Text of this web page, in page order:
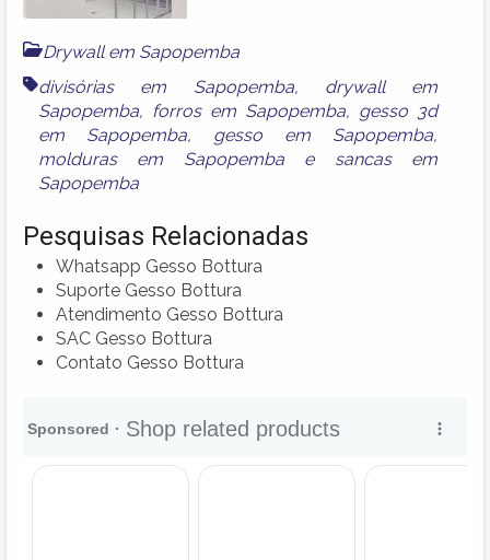
Drywall em Sapopemba
divisórias em Sapopemba, drywall em
Sapopemba, forros em Sapopemba, gesso 3d
em Sapopemba, gesso em Sapopemba,
molduras em Sapopembae sancas em
Sapopemba
Pesquisas Relacionadas
Whatsapp Gesso Bottura
Suporte Gesso Bottura
Atendimento Gesso Bottura
SAC Gesso Bottura
Contato Gesso Bottura